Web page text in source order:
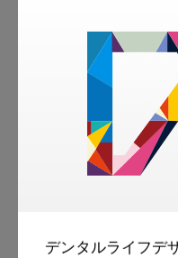
デンタルライフデ
者さんの食べるこ
事に就いているこ
スマ